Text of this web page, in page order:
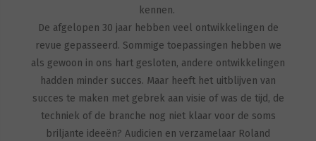
kennen.
De afgelopen 30 jaar hebben veel ontwikkelingen de
revue gepasseerd. Sommige toepassingen hebben we
als gewoon in ons hart gesloten, andere ontwikkelingen
hadden minder succes. Maar heeft het uitblijven van
succes te maken met gebrek aan visie of was de tijd, de
techniek of de branche nog niet klaar voor de soms
briljante ideeën? Audicien en verzamelaar Roland